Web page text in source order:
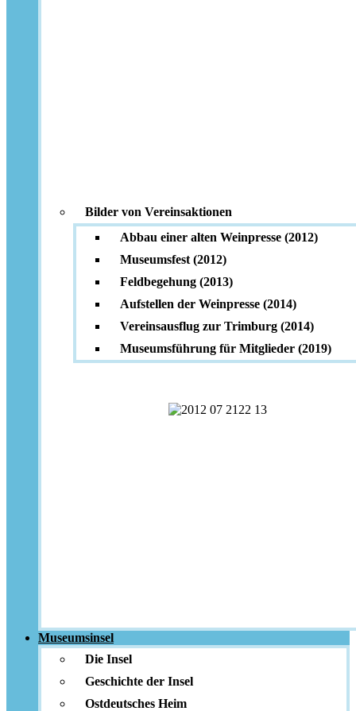
Bilder von Vereinsaktionen
Abbau einer alten Weinpresse (2012)
Museumsfest (2012)
Feldbegehung (2013)
Aufstellen der Weinpresse (2014)
Vereinsausflug zur Trimburg (2014)
Museumsführung für Mitglieder (2019)
Museumsinsel
Die Insel
Geschichte der Insel
Ostdeutsches Heim